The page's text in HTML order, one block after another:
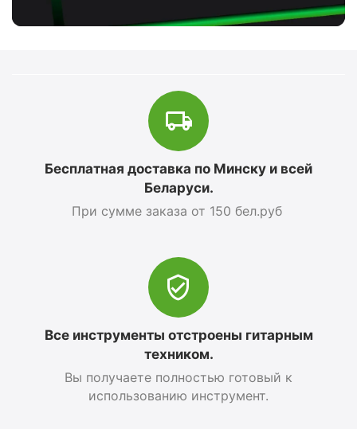
Бесплатная доставка по Минску и всей
Беларуси.
При сумме заказа от 150 бел.руб
Все инструменты отстроены гитарным
техником.
Вы получаете полностью готовый к
использованию инструмент.